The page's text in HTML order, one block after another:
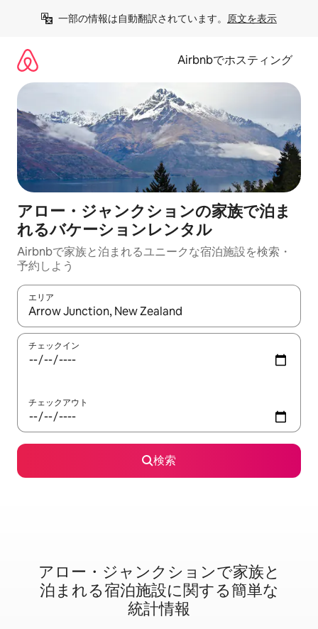
一部の情報は自動翻訳されています。 原文を表示
Airbnbでホスティング
アロー・ジャンクションの家族で泊ま
れるバケーションレンタル
Airbnbで家族と泊まれるユニークな宿泊施設を検索・
予約しよう
エリア
検索結果が表示されたら、上下の矢印キーを使って移動するか
チェックイン
チェックアウト
検索
アロー・ジャンクションで家⁠族⁠と
泊⁠ま⁠れ⁠る宿⁠泊⁠施⁠設⁠に関⁠す⁠る簡⁠単⁠な
統⁠計⁠情⁠報